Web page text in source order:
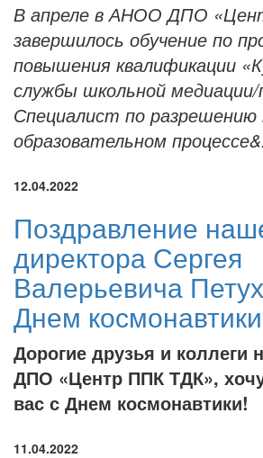
В апреле в АНОО ДПО
завершилось обучение по
повышения квалификации
службы школьной медиации/
Специалист по
образовательном
12.04.2022
Поздравление
директора Сергея
Валерьевича
Днем
Дорогие друзья и
ДПО «Центр ППК ТДК»,
вас с Днем космонавтики!
11.04.2022